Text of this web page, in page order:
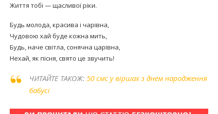
Життя тобі — щасливої ріки.
Будь молода, красива і чарівна,
Чудовою хай буде кожна мить,
Будь, наче світла, сонячна царівна,
Нехай, як пісня, свято це звучить!
ЧИТАЙТЕ ТАКОЖ: 50 смс у віршах з днем народження
бабусі